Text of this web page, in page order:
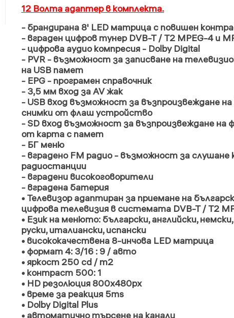
12 Волта адаптер в комплекта.
- брандирана 8' LED матрица с повишен
- вграден цифров тунер DVB-T / T2 MPEG-4 и
- цифрова аудио компресия - Dolby Digital
- PVR - възможност за записване на
на USB памет
- EPG - програмен справочник
- 3,5 мм вход за AV жак
- USB вход възможност за възпроизвеждане
снимки от флаш устройство
- SD вход възможност за възпроизвеждане на
от карта с памет
- БГ меню
- вградено FM радио - възможност за слушане
радиостанции
- вградени високоговорители
- вградена батерия
• Телевизор адаптиран за приемане на
цифрова телевизия в системата DVB-T / T2
• Език на менюто: български, английски,
руски, италиански, испански
• висококачествена 8-инчова LED матрица
• формат 4: 3/16 : 9 / авто
• яркост 250 cd / m2
• контраст 500: 1
• HD резолюция 800x480px
• време за реакция 5ms
• Dolby Digital Plus
• автоматично търсене на канали